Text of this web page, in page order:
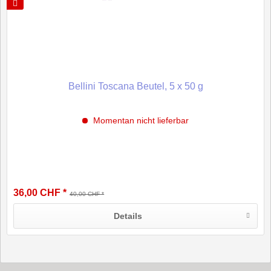
Bellini Toscana Beutel, 5 x 50 g
Momentan nicht lieferbar
40,00 CHF *
36,00 CHF *
Details